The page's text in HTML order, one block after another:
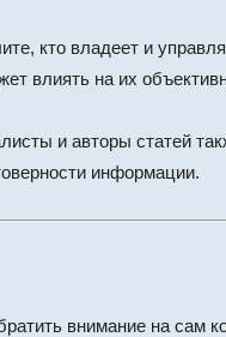
кто владеет и
влиять на их
и авторы статей
информации.
внимание на сам